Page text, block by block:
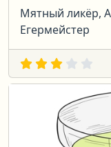
Мятный ликёр,
Егермейстер